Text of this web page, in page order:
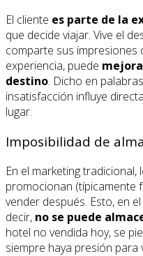
El cliente es parte de la
que decide viajar. Vive el
comparte sus impresiones
experiencia, puede
destino. Dicho en
insatisfacción influye
lugar.
Imposibilidad de
En el marketing
promocionan (típicamente
vender después. Esto, en
decir, no se puede
hotel no vendida hoy, se
siempre haya presión